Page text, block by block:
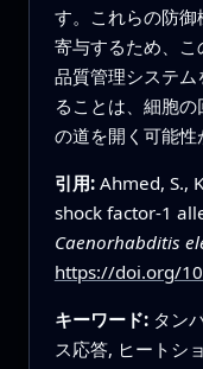
す。これらの防
寄与するため、
品質管理システ
ることは、細胞
の道を開く可能性
引用: Ahmed, S.,
shock factor-1
Caenorhabditis
https://doi.org/
キーワード: タン
ス応答, ヒートシ